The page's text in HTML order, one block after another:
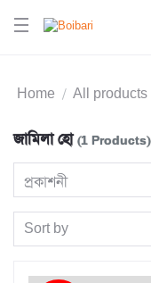
Home All products
জামিলা হো(1 Products)
প্রকাশনী
Sort by